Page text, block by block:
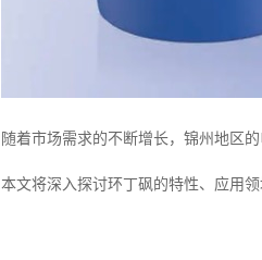
随着市场需求的不断增长，锦州地区
本文将深入探讨环丁砜的特性、应用